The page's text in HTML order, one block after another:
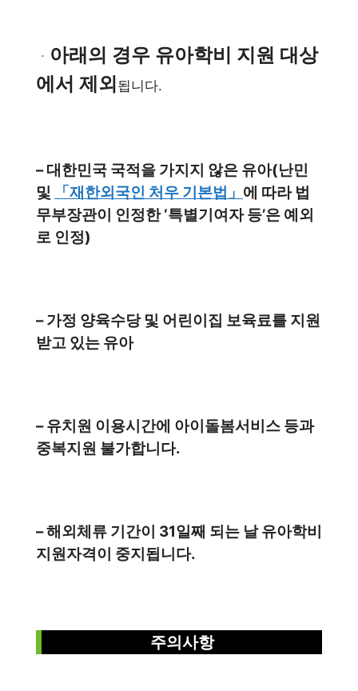
ㆍ 아래의 경우 유아학비 지원 대상
에서 제외 됩니다.
– 대한민국 국적을 가지지 않은 유아(난민
및
「재한외국인 처우 기본법」 에 따라 법
무부장관이 인정한 ‘특별기여자 등’은 예외
로 인정)
– 가정 양육수당 및 어린이집 보육료를 지원
받고 있는 유아
– 유치원 이용시간에 아이돌봄서비스 등과
중복지원 불가합니다.
– 해외체류 기간이 31일째 되는 날 유아학비
지원자격이 중지됩니다.
주의사항